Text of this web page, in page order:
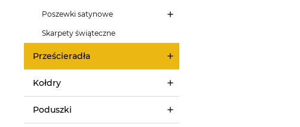
Poszewki satynowe
Skarpety świąteczne
Prześcieradła
Kołdry
Poduszki